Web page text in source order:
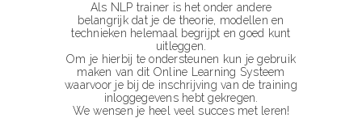
Als NLP trainer is het onder andere
belangrijk dat je de theorie, modellen en
technieken helemaal begrijpt en goed kunt
uitleggen.
Om je hierbij te ondersteunen kun je gebruik
maken van dit Online Learning Systeem
waarvoor je bij de inschrijving van de training
inloggegevens hebt gekregen.
We wensen je heel veel succes met leren!